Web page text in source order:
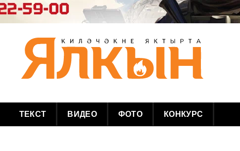
ТЕКСТ ВИДЕО ФОТО КОНКУРС